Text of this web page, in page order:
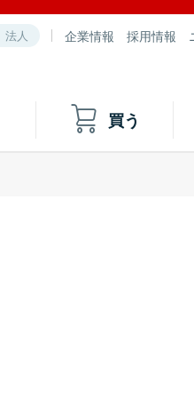
法人 企業情報 採用情報
買う